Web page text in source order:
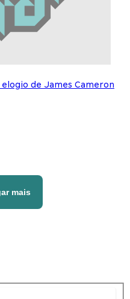
de James Cameron
mais